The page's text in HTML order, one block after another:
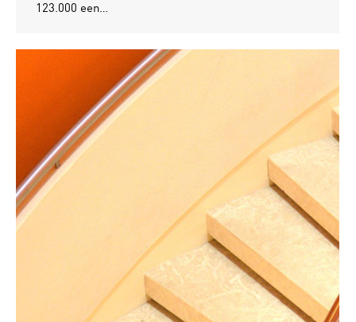
123.000 een…